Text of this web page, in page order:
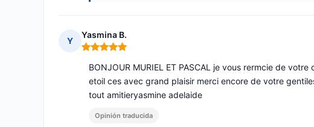
Y
Yasmina B.
Nota: 5 de 5
BONJOUR MURIEL ET PASCAL je vous rermcie de
etoil ces avec grand plaisir merci encore de votre
tout amitieryasmine adelaide
Opinión traducida